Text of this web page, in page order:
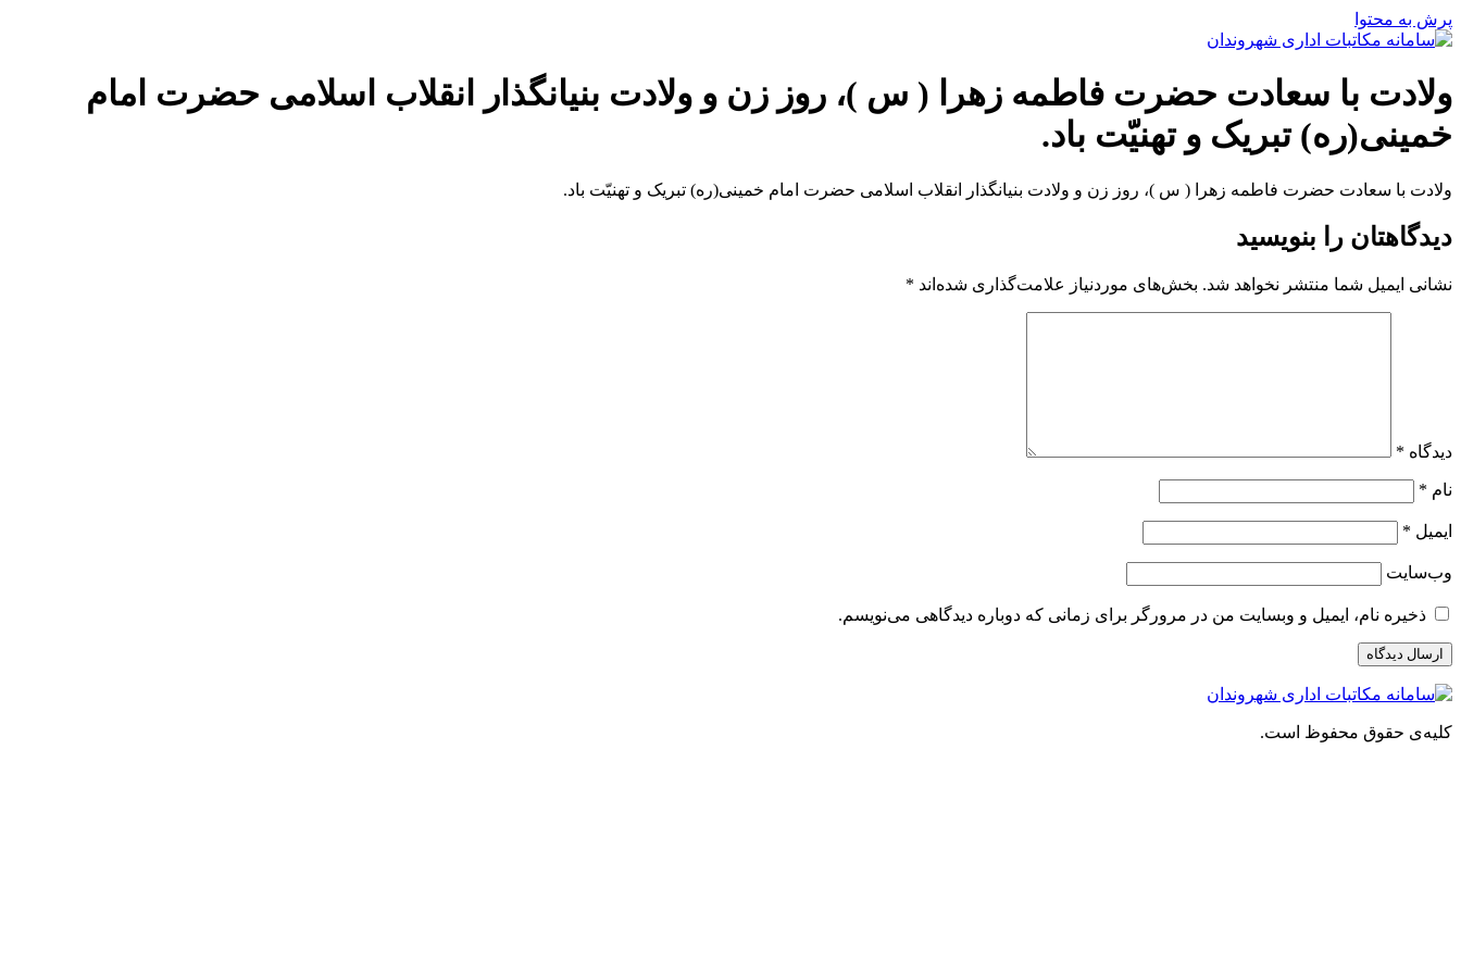
پرش به محتوا
ولادت با سعادت حضرت فاطمه زهرا ( س )، روز زن و ولادت بنیانگذار انقلاب اسلامی حضرت امام
خمینی(ره) تبریک و تهنیّت باد.
ولادت با سعادت حضرت فاطمه زهرا ( س )، روز زن و ولادت بنیانگذار انقلاب اسلامی حضرت امام خمینی(ره) تبریک و تهنیّت باد.
دیدگاهتان را بنویسید
نشانی ایمیل شما منتشر نخواهد شد. بخش‌های موردنیاز علامت‌گذاری شده‌اند *
دیدگاه *
نام *
ایمیل *
وب‌سایت
ذخیره نام، ایمیل و وبسایت من در مرورگر برای زمانی که دوباره دیدگاهی می‌نویسم.
کلیه‌ی حقوق محفوظ است.